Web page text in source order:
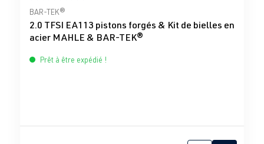
Note moyenne de 5 sur 5 étoiles
BAR-TEK®
2.0 TFSI EA113 pistons forgés & Kit de bielles en
acier MAHLE & BAR-TEK®
Prêt à être expédié !